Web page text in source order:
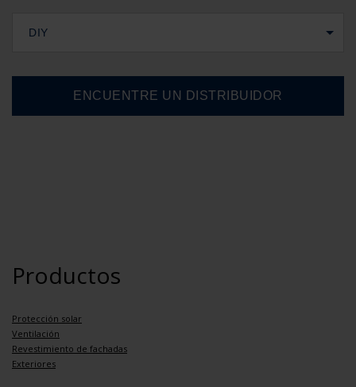
DIY
Productos
Protección solar
Ventilación
Revestimiento de fachadas
Exteriores